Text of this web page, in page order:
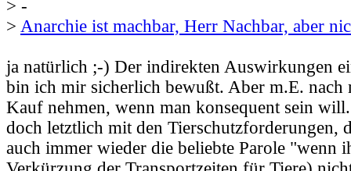
> -
> Anarchie ist machbar, Herr Nachbar, aber
ja natürlich ;-) Der indirekten Auswirkungen
bin ich mir sicherlich bewußt. Aber m.E. nach
Kauf nehmen, wenn man konsequent sein
doch letztlich mit den Tierschutzforderungen,
auch immer wieder die beliebte Parole "wenn